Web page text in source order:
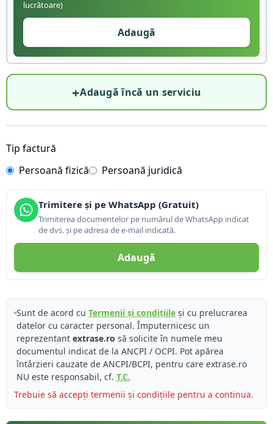
lucrătoare)
Adaugă
+Adaugă încă un serviciu
Tip factură
Persoană fizică
Persoană juridică
Trimitere și pe WhatsApp (Gratuit)
Trimiterea documentelor pe numărul de WhatsApp indicat
de dvs. și pe adresa de e-mail indicată.
Adaugă
Sunt de acord cu Termenii și condițiileși cu prelucrarea
datelor cu caracter personal. Împuternicesc un
reprezentant extrase.ro să solicite în numele meu
documentul indicat de la ANCPI / OCPI. Pot apărea
întârzieri cauzate de ANCPI/BCPI, pentru care extrase.ro
NU este responsabil, cf. T.C.
Trebuie să accepți termenii și condițiile pentru a continua.